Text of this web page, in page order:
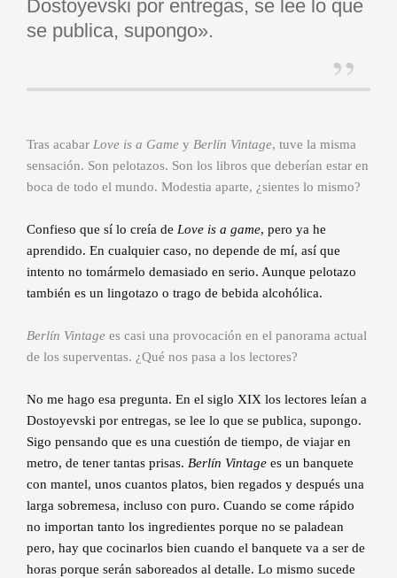
Dostoyevski por entregas, se lee lo que
se publica, supongo».
Tras acabar Love is a Game y Berlín Vintage, tuve la misma
sensación. Son pelotazos. Son los libros que deberían estar en
boca de todo el mundo. Modestia aparte, ¿sientes lo mismo?
Confieso que sí lo creía de Love is a game, pero ya he
aprendido. En cualquier caso, no depende de mí, así que
intento no tomármelo demasiado en serio. Aunque pelotazo
también es un lingotazo o trago de bebida alcohólica.
Berlín Vintage es casi una provocación en el panorama actual
de los superventas. ¿Qué nos pasa a los lectores?
No me hago esa pregunta. En el siglo XIX los lectores leían a
Dostoyevski por entregas, se lee lo que se publica, supongo.
Sigo pensando que es una cuestión de tiempo, de viajar en
metro, de tener tantas prisas. Berlín Vintage es un banquete
con mantel, unos cuantos platos, bien regados y después una
larga sobremesa, incluso con puro. Cuando se come rápido
no importan tanto los ingredientes porque no se paladean
pero, hay que cocinarlos bien cuando el banquete va a ser de
horas porque serán saboreados al detalle. Lo mismo sucede